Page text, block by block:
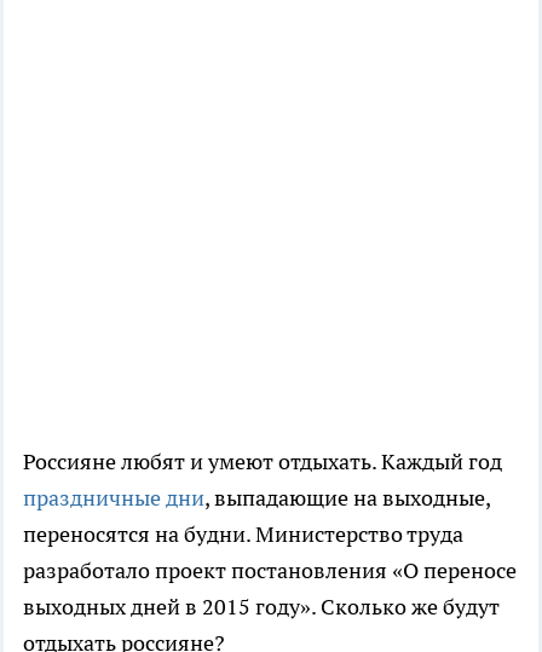
Россияне любят и умеют отдыхать. Каждый год
праздничные дни, выпадающие на выходные,
переносятся на будни. Министерство труда
разработало проект постановления «О переносе
выходных дней в 2015 году». Сколько же будут
отдыхать россияне?